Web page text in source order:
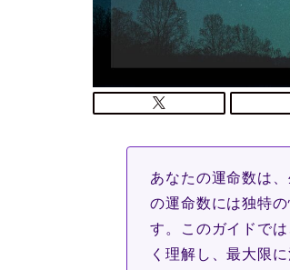
あなたの運命数は
の運命数には独特
す。このガイドで
く理解し、最大限